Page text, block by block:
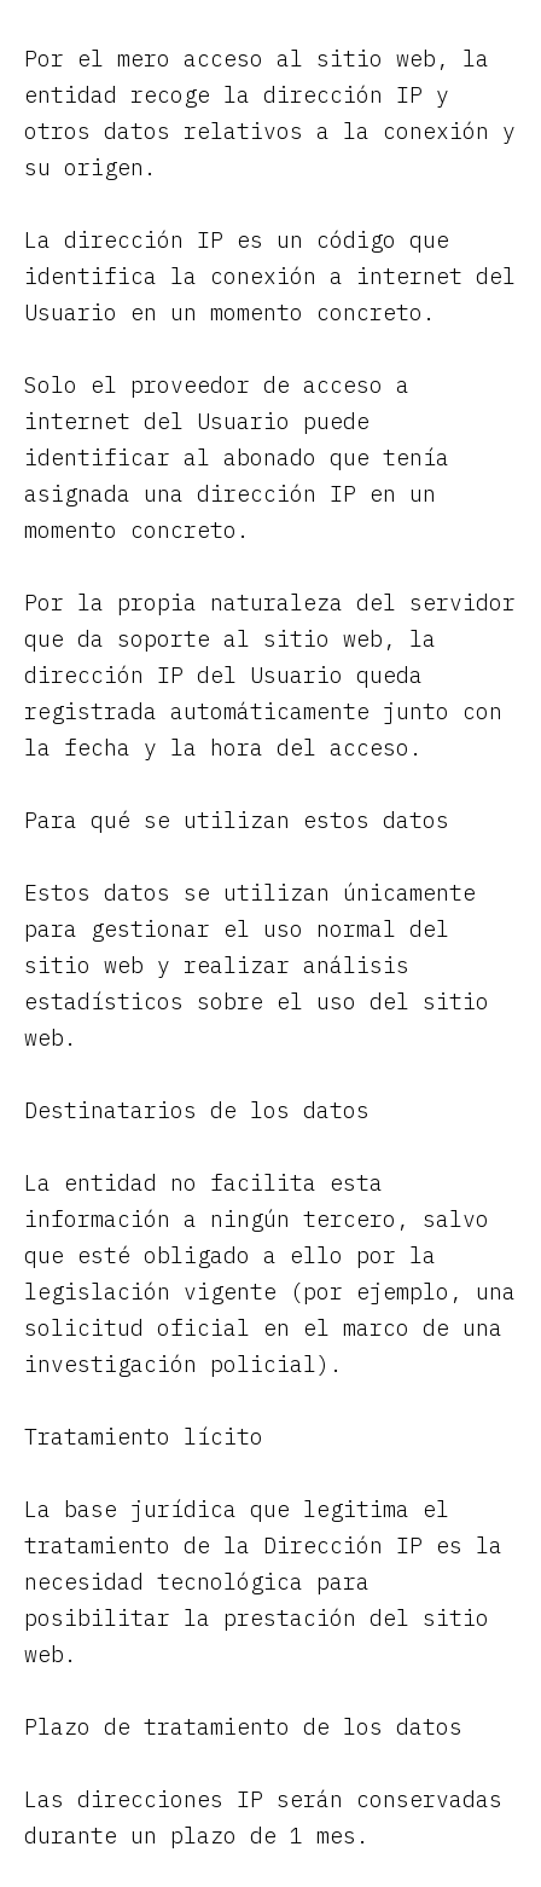
Por el mero acceso al sitio web, la
entidad recoge la dirección IP y
otros datos relativos a la conexión y
su origen.
La dirección IP es un código que
identifica la conexión a internet del
Usuario en un momento concreto.
Solo el proveedor de acceso a
internet del Usuario puede
identificar al abonado que tenía
asignada una dirección IP en un
momento concreto.
Por la propia naturaleza del servidor
que da soporte al sitio web, la
dirección IP del Usuario queda
registrada automáticamente junto con
la fecha y la hora del acceso.
Para qué se utilizan estos datos
Estos datos se utilizan únicamente
para gestionar el uso normal del
sitio web y realizar análisis
estadísticos sobre el uso del sitio
web.
Destinatarios de los datos
La entidad no facilita esta
información a ningún tercero, salvo
que esté obligado a ello por la
legislación vigente (por ejemplo, una
solicitud oficial en el marco de una
investigación policial).
Tratamiento lícito
La base jurídica que legitima el
tratamiento de la Dirección IP es la
necesidad tecnológica para
posibilitar la prestación del sitio
web.
Plazo de tratamiento de los datos
Las direcciones IP serán conservadas
durante un plazo de 1 mes.